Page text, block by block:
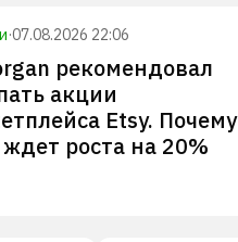
·07.08.2026 22:06
рекомендовал
акции
Etsy. Почему
роста на 20%